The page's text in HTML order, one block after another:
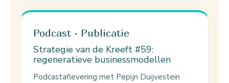
Podcast · Publicatie
Strategie van de Kreeft #59:
regeneratieve businessmodellen
Podcastaflevering met Pepijn Duijvestein